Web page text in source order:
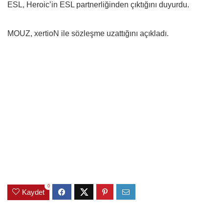
ESL, Heroic’in ESL partnerliğinden çıktığını duyurdu.
MOUZ, xertioN ile sözleşme uzattığını açıkladı.
Kaydet
0